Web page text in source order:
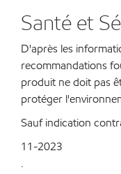
Santé et
D'après les
recommandations
produit ne doit pas
protéger
Sauf indication
11-2023
.